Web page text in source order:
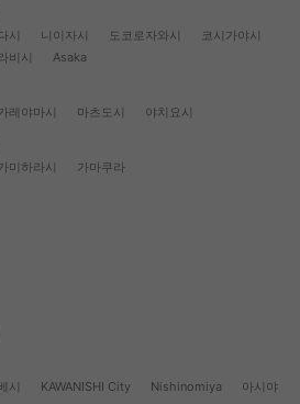
시 니이자시 도코로자와시
코시가야시
비시 Asaka
레야마시 마츠도시 야치요시
미하라시 가마쿠라
시 KAWANISHI City Nishinomiya 아시야